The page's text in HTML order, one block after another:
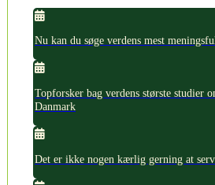
Nu kan du søge verdens mest
Topforsker bag verdens største studier
Danmark
Det er ikke nogen kærlig gerning at